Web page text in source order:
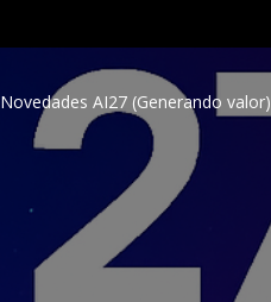
Novedades AI27 (Generando valor)